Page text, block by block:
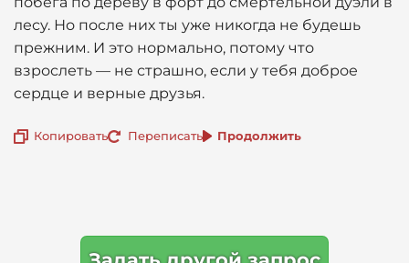
лесу. Но после них ты уже никогда не будешь
прежним. И это нормально, потому что
взрослеть — не страшно, если у тебя доброе
сердце и верные друзья.
Копировать Переписать Продолжить